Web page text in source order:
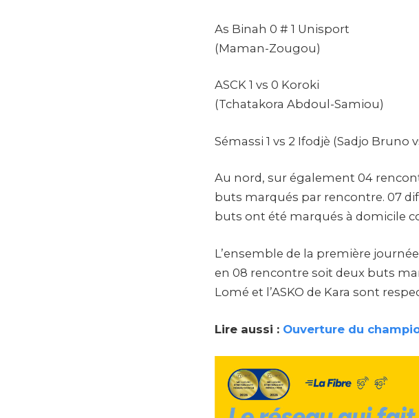
As Binah 0 # 1 Unisport
(Maman-Zougou)
ASCK 1 vs 0 Koroki
(Tchatakora Abdoul-Samiou)
Sémassi 1 vs 2 Ifodjè (Sadjo Bruno
Au nord, sur également 04
buts marqués par rencontre. 07
buts ont été marqués à domicile
L’ensemble de la première
en 08 rencontre soit deux buts
Lomé et l’ASKO de Kara sont
Lire aussi : Ouverture du